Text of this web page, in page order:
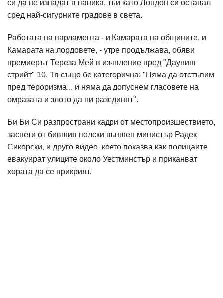
си да не изпадат в паника, тъй като Лондон си оставал
сред най-сигурните градове в света.
Работата на парламента - и Камарата на общините, и
Камарата на лордовете, - утре продължава, обяви
премиерът Тереза Мей в изявление пред "Даунинг
стрийт" 10. Тя също бе категорична: "Няма да отстъпим
пред тероризма... и няма да допуснем гласовете на
омразата и злото да ни разединят".
Би Би Си разпространи кадри от местопроизшествието,
заснети от бившия полски външен министър Радек
Сикорски, и друго видео, което показва как полицаите
евакуират улиците около Уестминстър и приканват
хората да се прикрият.